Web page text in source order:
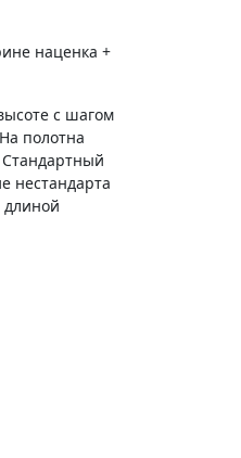
наценка +
с шагом
полотна
нестандарта